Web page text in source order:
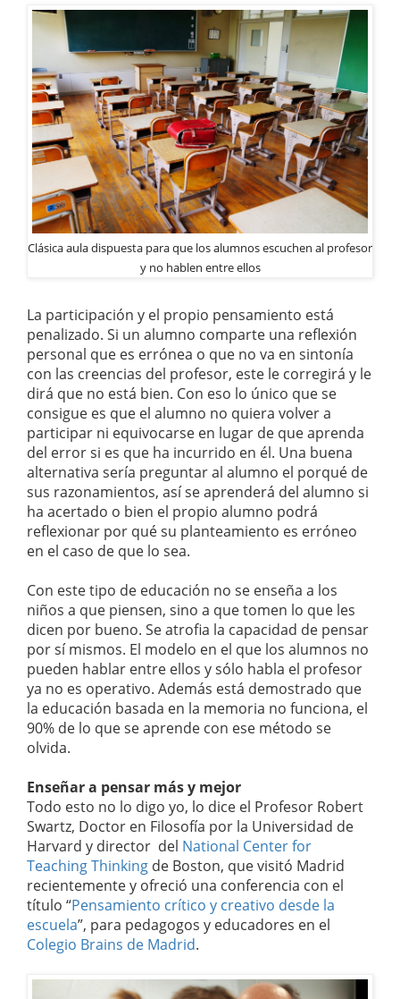
Clásica aula dispuesta para que los alumnos escuchen al profesor
y no hablen entre ellos
La participación y el propio pensamiento está
penalizado. Si un alumno comparte una reflexión
personal que es errónea o que no va en sintonía
con las creencias del profesor, este le corregirá y le
dirá que no está bien. Con eso lo único que se
consigue es que el alumno no quiera volver a
participar ni equivocarse en lugar de que aprenda
del error si es que ha incurrido en él. Una buena
alternativa sería preguntar al alumno el porqué de
sus razonamientos, así se aprenderá del alumno si
ha acertado o bien el propio alumno podrá
reflexionar por qué su planteamiento es erróneo
en el caso de que lo sea.
Con este tipo de educación no se enseña a los
niños a que piensen, sino a que tomen lo que les
dicen por bueno. Se atrofia la capacidad de pensar
por sí mismos. El modelo en el que los alumnos no
pueden hablar entre ellos y sólo habla el profesor
ya no es operativo. Además está demostrado que
la educación basada en la memoria no funciona, el
90% de lo que se aprende con ese método se
olvida.
Enseñar a pensar más y mejor
Todo esto no lo digo yo, lo dice el Profesor Robert
Swartz, Doctor en Filosofía por la Universidad de
Harvard y director del National Center for
Teaching Thinking de Boston, que visitó Madrid
recientemente y ofreció una conferencia con el
título “Pensamiento crítico y creativo desde la
escuela”, para pedagogos y educadores en el
Colegio Brains de Madrid.